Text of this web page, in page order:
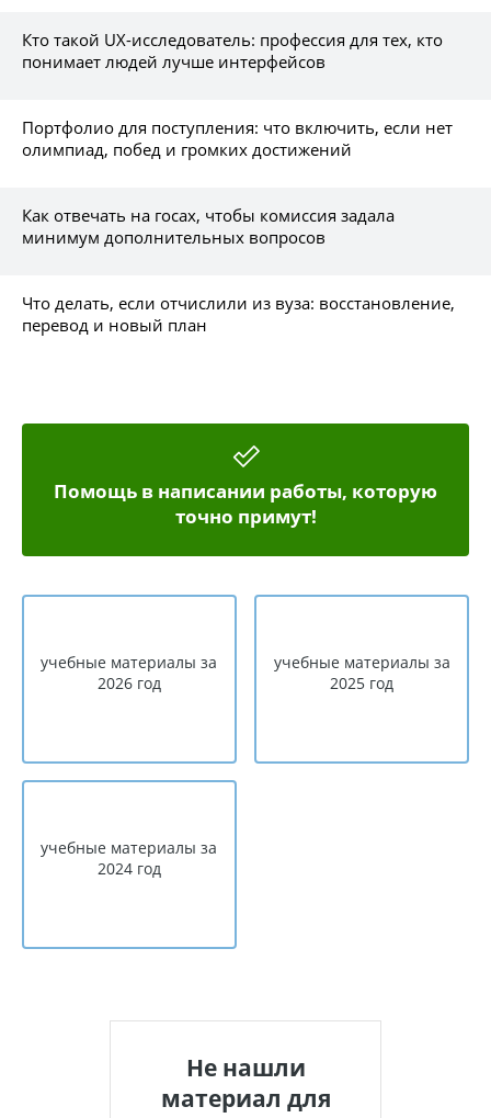
Кто такой UX-исследователь: профессия для тех, кто
понимает людей лучше интерфейсов
Портфолио для поступления: что включить, если нет
олимпиад, побед и громких достижений
Как отвечать на госах, чтобы комиссия задала
минимум дополнительных вопросов
Что делать, если отчислили из вуза: восстановление,
перевод и новый план
Помощь в написании работы, которую
точно примут!
учебные материалы за
2026 год
учебные материалы за
2025 год
учебные материалы за
2024 год
Не нашли
материал для